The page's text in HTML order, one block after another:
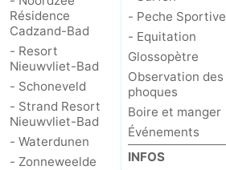
Wenduine
Météo
Contact
Résidence
Cadzand-Bad
- Resort
Nieuwvliet-Bad
- Schoneveld
- Strand Resort
Nieuwvliet-Bad
- Waterdunen
- Zonneweelde
- Peche Sportive
- Equitation
Glossopètre
Observation des
phoques
Boire et manger
Événements
INFOS